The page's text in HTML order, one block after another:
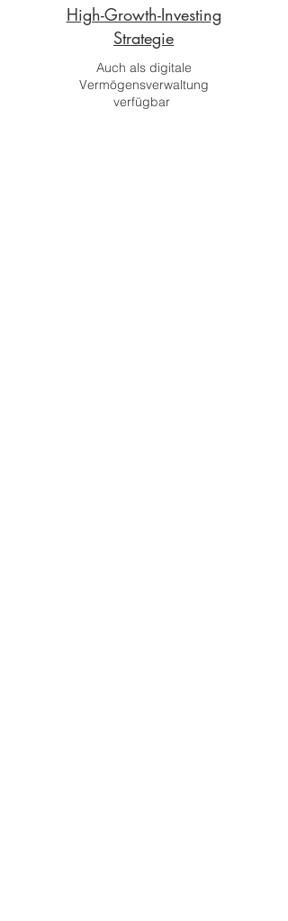
High-Growth-Investing
Strategie
Auch als digitale
Vermögensverwaltung
verfügbar